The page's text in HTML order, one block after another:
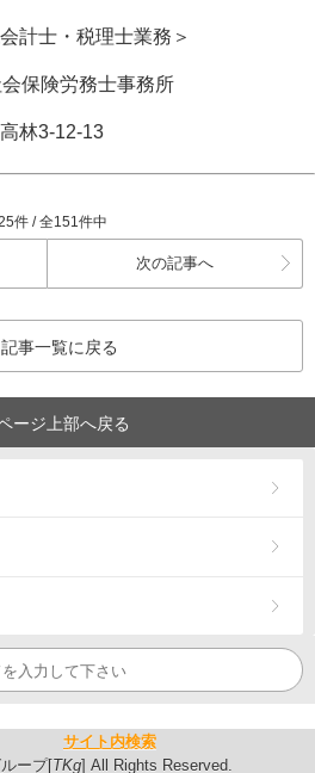
サイト内検索
ープ[TKg] All Rights Reserved.
計士・税理士業務＞
保険労務士事務所
高林3-12-13
件 / 全151件中
次の記事へ
記事一覧に戻る
ージ上部へ戻る
士、会計･税務（相続税・確定申
・浜松市 浜名区・浜松市天竜区